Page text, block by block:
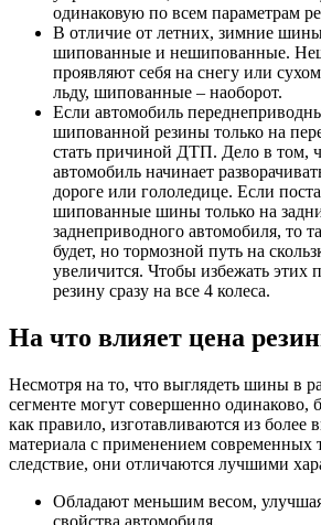
одинаковую по всем параметрам
В отличие от летних, зимние
шипованные и нешипованные.
проявляют себя на снегу или
льду, шипованные – наоборот.
Если автомобиль
шипованной резины только на
стать причиной ДТП. Дело в том,
автомобиль начинает
дороге или гололедице. Если
шипованные шины только на
заднеприводного автомобиля, то
будет, но тормозной путь на
увеличится. Чтобы избежать этих
резину сразу на все 4 колеса.
На что влияет цена
Несмотря на то, что выглядеть шины в
сегменте могут совершенно одинаково,
как правило, изготавливаются из более
материала с применением современных
следствие, они отличаются лучшими
Обладают меньшим весом,